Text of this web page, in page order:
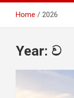
Home 2026
Year: ව